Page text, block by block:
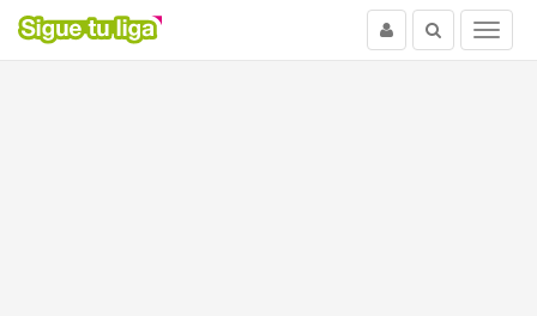
Menu
Buscar
Usuario